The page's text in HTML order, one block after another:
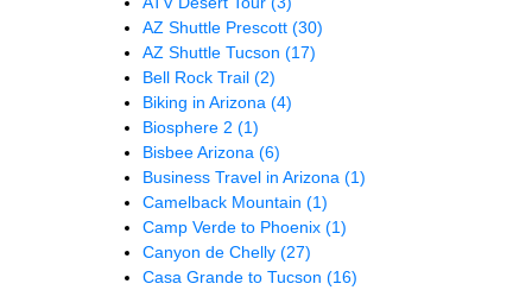
AZ Shuttle Prescott (30)
AZ Shuttle Tucson (17)
Bell Rock Trail (2)
Biking in Arizona (4)
Biosphere 2 (1)
Bisbee Arizona (6)
Business Travel in Arizona (1)
Camelback Mountain (1)
Camp Verde to Phoenix (1)
Canyon de Chelly (27)
Casa Grande to Tucson (16)